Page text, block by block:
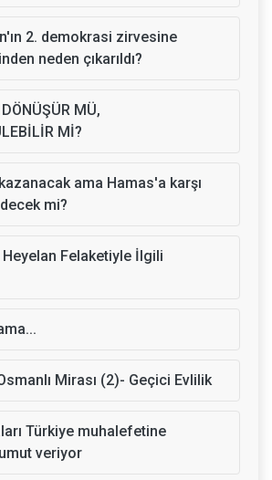
2. demokrasi zirvesine
neden çıkarıldı?
MÜ,
Mİ?
ama Hamas'a karşı
mi?
Felaketiyle İlgili
Mirası (2)- Geçici Evlilik
Türkiye muhalefetine
veriyor